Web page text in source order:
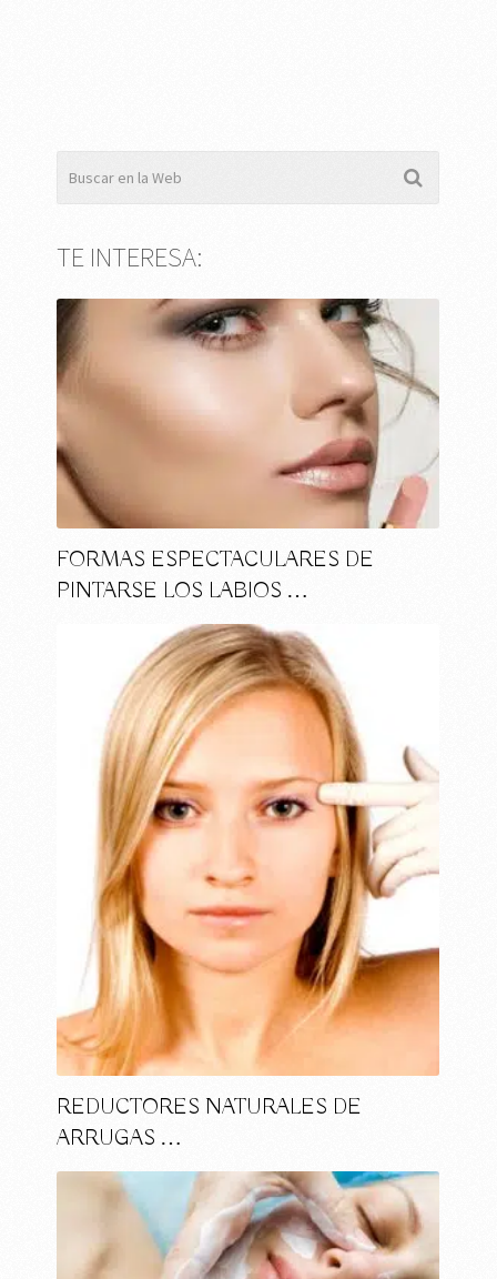
TE INTERESA:
FORMAS ESPECTACULARES DE
PINTARSE LOS LABIOS …
REDUCTORES NATURALES DE
ARRUGAS …